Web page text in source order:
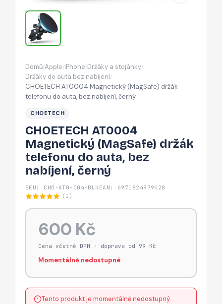
Domů/Apple/iPhone/Držáky a stojánky/
Držáky do auta bez nabíjení/
CHOETECH AT0004 Magnetický (MagSafe) držák
telefonu do auta, bez nabíjení, černý
CHOETECH
CHOETECH AT0004
Magnetický (MagSafe) držák
telefonu do auta, bez
nabíjení, černý
SKU: CHO-AT0-004-BLK EAN: 6971824979428
(1)
600 Kč
Cena včetně DPH · doprava od 99 Kč
Momentálně nedostupné
Tento produkt je momentálně nedostupný.